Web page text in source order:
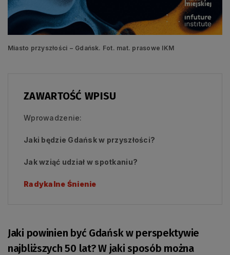
Miasto przyszłości − Gdańsk. Fot. mat. prasowe IKM
ZAWARTOŚĆ WPISU
Wprowadzenie:
Jaki będzie Gdańsk w przyszłości?
Jak wziąć udział w spotkaniu?
Radykalne Śnienie
Jaki powinien być Gdańsk w perspektywie
najbliższych 50 lat? W jaki sposób można